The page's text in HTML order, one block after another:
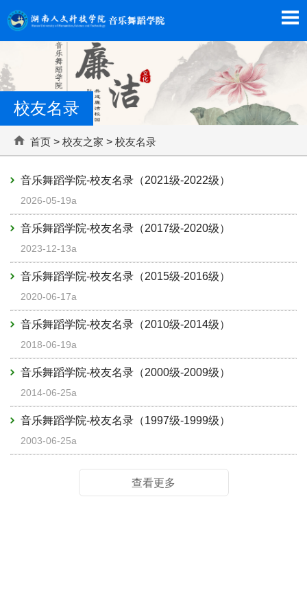
校友名录
首页 > 校友之家 > 校友名录
音乐舞蹈学院-校友名录（2021级-2022级）
2026-05-19a
音乐舞蹈学院-校友名录（2017级-2020级）
2023-12-13a
音乐舞蹈学院-校友名录（2015级-2016级）
2020-06-17a
音乐舞蹈学院-校友名录（2010级-2014级）
2018-06-19a
音乐舞蹈学院-校友名录（2000级-2009级）
2014-06-25a
音乐舞蹈学院-校友名录（1997级-1999级）
2003-06-25a
查看更多